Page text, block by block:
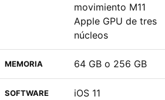
movimiento M11
Apple GPU de tres
núcleos
MEMORIA 64 GB o 256 GB
SOFTWARE iOS 11